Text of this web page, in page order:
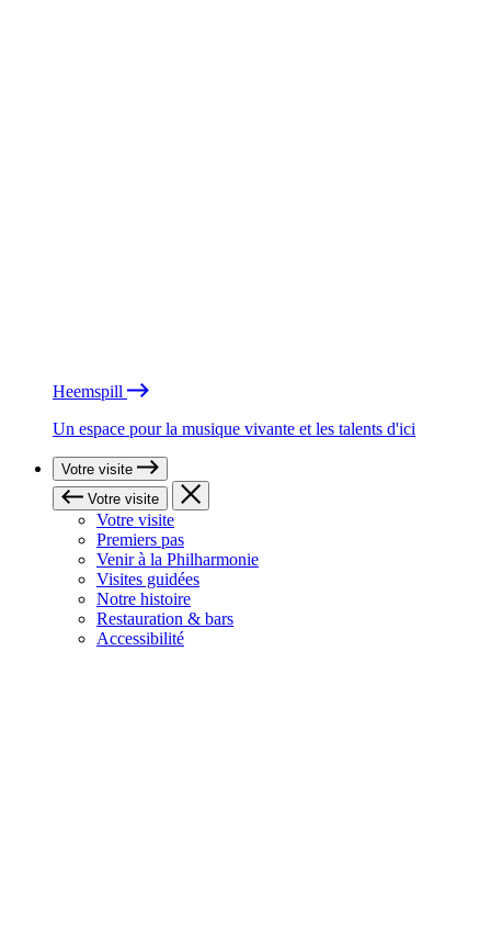
Heemspill
Un espace pour la musique vivante et les talents d'ici
Votre visite
Votre visite
Votre visite
Premiers pas
Venir à la Philharmonie
Visites guidées
Notre histoire
Restauration & bars
Accessibilité